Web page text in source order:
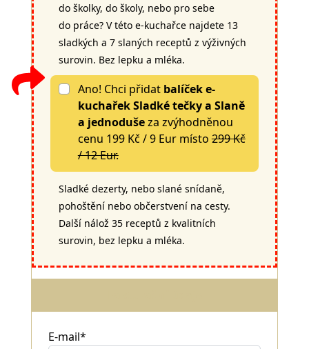
do školky, do školy, nebo pro sebe
do práce? V této e-kuchařce najdete 13
sladkých a 7 slaných receptů z výživných
surovin. Bez lepku a mléka.
Ano! Chci přidat balíček e-
kuchařek Sladké tečky a Slaně
a jednodušeza zvýhodněnou
cenu 199 Kč / 9 Eur místo299 Kč
/ 12 Eur.
Sladké dezerty, nebo slané snídaně,
pohoštění nebo občerstvení na cesty.
Další nálož 35 receptů z kvalitních
surovin, bez lepku a mléka.
E-mail*